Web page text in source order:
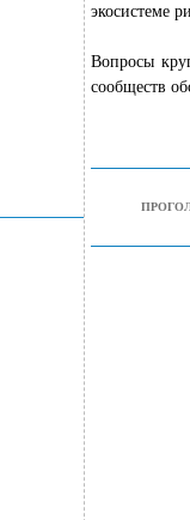
экосистеме
Вопросы
сообществ